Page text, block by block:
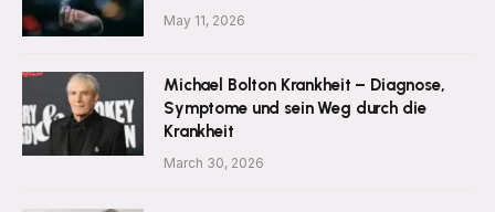
May 11, 2026
Michael Bolton Krankheit – Diagnose,
Symptome und sein Weg durch die
Krankheit
March 30, 2026